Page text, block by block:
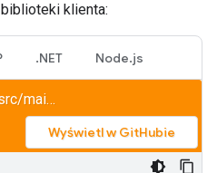
klienta:
.NET Node.js
drive/snippets/drive_v3/src/main/java/CreateShortcut.java
Wyświetl w GitHubie